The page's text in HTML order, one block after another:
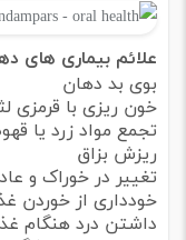
علائم بیماری های
بوی بد دهان
خون ریزی با قرمزی
تجمع مواد زرد یا
ریزش بزاق
تغییر در خوراک و
خودداری از خوردن
داشتن درد هنگام